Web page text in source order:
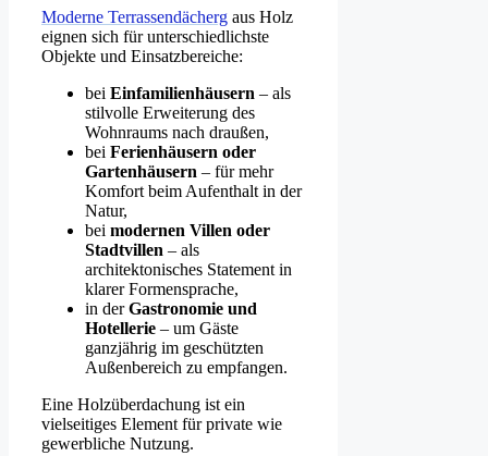
Moderne Terrassendächerg aus Holz
eignen sich für unterschiedlichste
Objekte und Einsatzbereiche:
bei Einfamilienhäusern – als
stilvolle Erweiterung des
Wohnraums nach draußen,
bei Ferienhäusern oder
Gartenhäusern – für mehr
Komfort beim Aufenthalt in der
Natur,
bei modernen Villen oder
Stadtvillen – als
architektonisches Statement in
klarer Formensprache,
in derGastronomie und
Hotellerie – um Gäste
ganzjährig im geschützten
Außenbereich zu empfangen.
Eine Holzüberdachung ist ein
vielseitiges Element für private wie
gewerbliche Nutzung.